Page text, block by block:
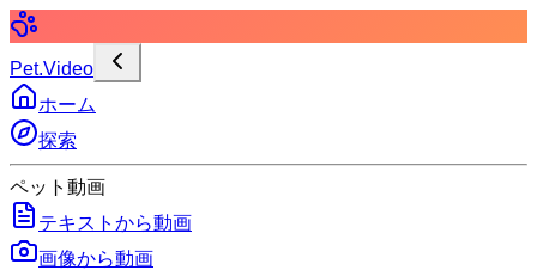
Pet.Video
ホーム
探索
ペット動画
テキストから動画
画像から動画